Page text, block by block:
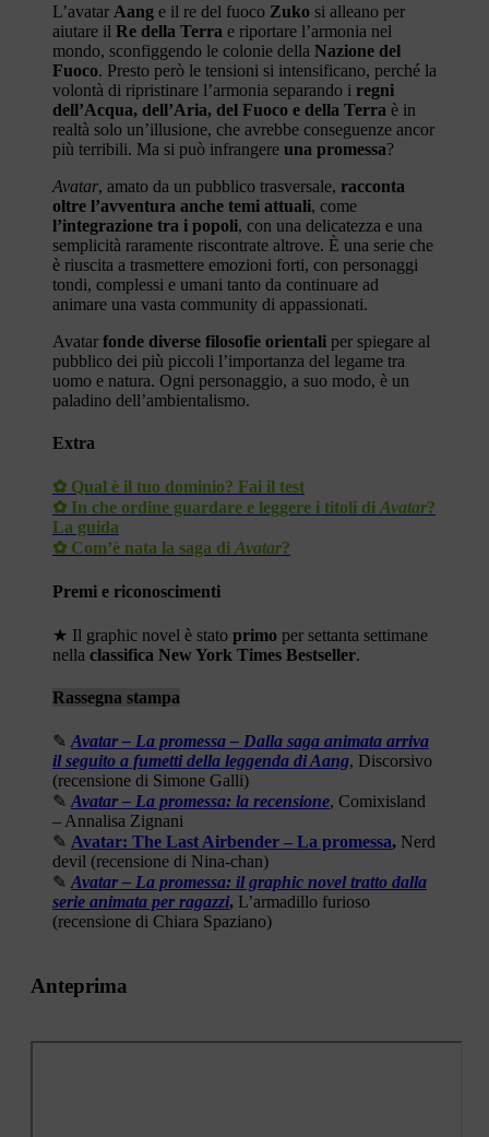
L’avatar Aang e il re del fuoco Zuko si alleano per
aiutare il Re della Terra e riportare l’armonia nel
mondo, sconfiggendo le colonie della Nazione del
Fuoco. Presto però le tensioni si intensificano, perché la
volontà di ripristinare l’armonia separando i regni
dell’Acqua, dell’Aria, del Fuoco e della Terra è in
realtà solo un’illusione, che avrebbe conseguenze ancor
più terribili. Ma si può infrangere una promessa?
Avatar, amato da un pubblico trasversale, racconta
oltre l’avventura anche temi attuali, come
l’integrazione tra i popoli, con una delicatezza e una
semplicità raramente riscontrate altrove. È una serie che
è riuscita a trasmettere emozioni forti, con personaggi
tondi, complessi e umani tanto da continuare ad
animare una vasta community di appassionati.
Avatar fonde diverse filosofie orientali per spiegare al
pubblico dei più piccoli l’importanza del legame tra
uomo e natura. Ogni personaggio, a suo modo, è un
paladino dell’ambientalismo.
Extra
✿ Qual è il tuo dominio? Fai il test
✿ In che ordine guardare e leggere i titoli di Avatar?
La guida
✿ Com’è nata la saga di Avatar?
Premi e riconoscimenti
★ Il graphic novel è stato primo per settanta settimane
nella classifica New York Times Bestseller.
Rassegna stampa
✎ Avatar – La promessa – Dalla saga animata arriva
il seguito a fumetti della leggenda di Aang, Discorsivo
(recensione di Simone Galli)
✎ Avatar – La promessa: la recensione, Comixisland
– Annalisa Zignani
✎ Avatar: The Last Airbender – La promessa, Nerd
devil (recensione di Nina-chan)
✎ Avatar – La promessa: il graphic novel tratto dalla
serie animata per ragazzi, L’armadillo furioso
(recensione di Chiara Spaziano)
Anteprima